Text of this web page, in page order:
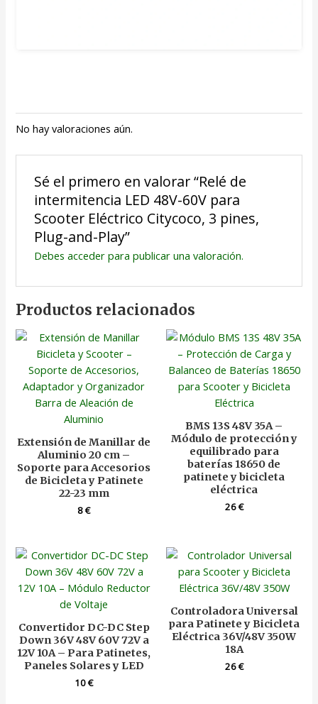
No hay valoraciones aún.
Sé el primero en valorar “Relé de
intermitencia LED 48V-60V para
Scooter Eléctrico Citycoco, 3 pines,
Plug-and-Play”
Debes accederpara publicar una valoración.
Productos relacionados
Extensión de Manillar de
Aluminio 20 cm –
Soporte para Accesorios
de Bicicleta y Patinete
22-23 mm
8€
BMS 13S 48V 35A –
Módulo de protección y
equilibrado para
baterías 18650 de
patinete y bicicleta
eléctrica
26€
Convertidor DC-DC Step
Down 36V 48V 60V 72V a
12V 10A – Para Patinetes,
Paneles Solares y LED
10€
Controladora Universal
para Patinete y Bicicleta
Eléctrica 36V/48V 350W
18A
26€